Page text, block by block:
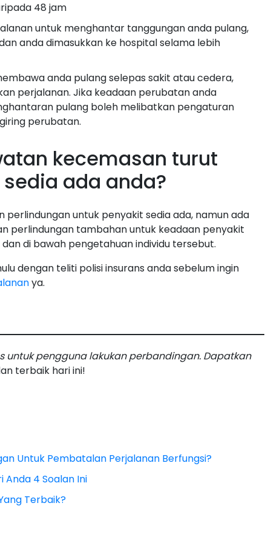
48 jam
untuk menghantar tanggungan anda pulang,
anda dimasukkan ke hospital selama lebih
anda pulang selepas sakit atau cedera,
perjalanan. Jika keadaan perubatan anda
pulang boleh melibatkan pengaturan
perubatan.
kecemasan turut
ada anda?
untuk penyakit sedia ada, namun ada
perlindungan tambahan untuk keadaan penyakit
di bawah pengetahuan individu tersebut.
dengan teliti polisi insurans anda sebelum ingin
ya.
untuk pengguna lakukan perbandingan. Dapatkan
terbaik hari ini!
Untuk Pembatalan Perjalanan Berfungsi?
Anda 4 Soalan Ini
Terbaik?